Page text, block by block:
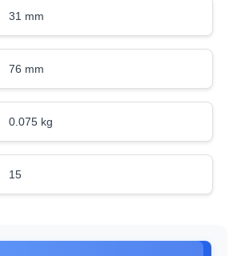
31 mm
76 mm
0.075 kg
15